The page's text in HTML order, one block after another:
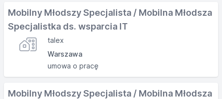
Mobilny Młodszy Specjalista / Mobilna Młodsza
Specjalistka ds. wsparcia IT
talex
Warszawa
umowa o pracę
Mobilny Młodszy Specjalista / Mobilna Młodsza